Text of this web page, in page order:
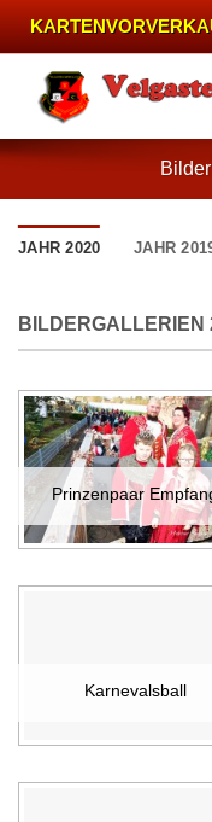
springen
JAHR 2020 JAHR
BILDERGALLERIEN
Prinzenpaar
Karnevalsball